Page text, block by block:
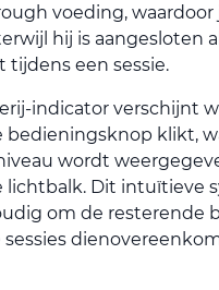
voeding, waardoor
hij is aangesloten
tijdens een sessie.
indicator verschijnt
bedieningsknop klikt,
wordt
lichtbalk. Dit intuïtieve
om de resterende